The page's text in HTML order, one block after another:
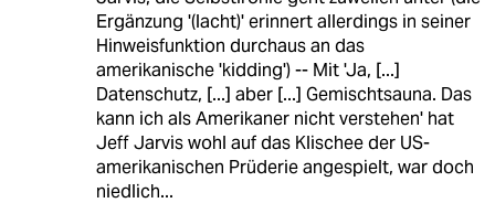
Ergänzung '(lacht)' erinnert allerdings in seiner
Hinweisfunktion durchaus an das
amerikanische 'kidding') -- Mit 'Ja, [...]
Datenschutz, [...] aber [...] Gemischtsauna. Das
kann ich als Amerikaner nicht verstehen' hat
Jeff Jarvis wohl auf das Klischee der US-
amerikanischen Prüderie angespielt, war doch
niedlich...